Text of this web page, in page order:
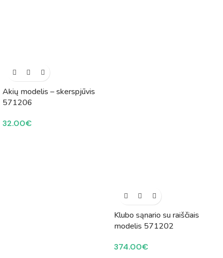
Akių modelis – skerspjūvis
571206
32.00€
Klubo sąnario su raiščiais
modelis 571202
374.00€